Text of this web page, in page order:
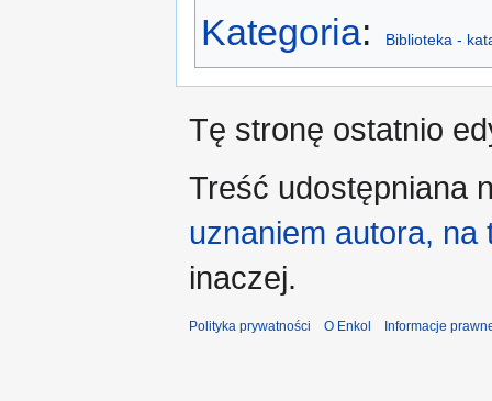
Kategoria: Biblioteka -
Tę stronę ostatnio
Treść udostępniana
uznaniem autora,
inaczej.
Polityka prywatności O Enkol Informacje